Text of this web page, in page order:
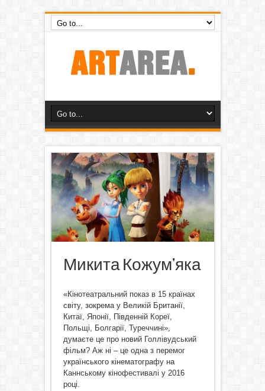
Микита Кожум’яка
«Кінотеатральний показ в 15 країнах
світу, зокрема у Великій Британії,
Китаї, Японії, Південній Кореї,
Польщі, Болгарії, Туреччині»,
думаєте це про новий Голлівудський
фільм? Аж ні – це одна з перемог
українського кінематографу на
Каннському кінофестивалі у 2016
році.